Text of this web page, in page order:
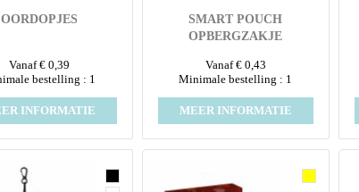
OORDOPJES
Vanaf € 0,39
bestelling : 1
INFORMATIE
SMART POUCH
OPBERGZAKJE
Vanaf € 0,43
Minimale bestelling : 1
MEER INFORMATIE